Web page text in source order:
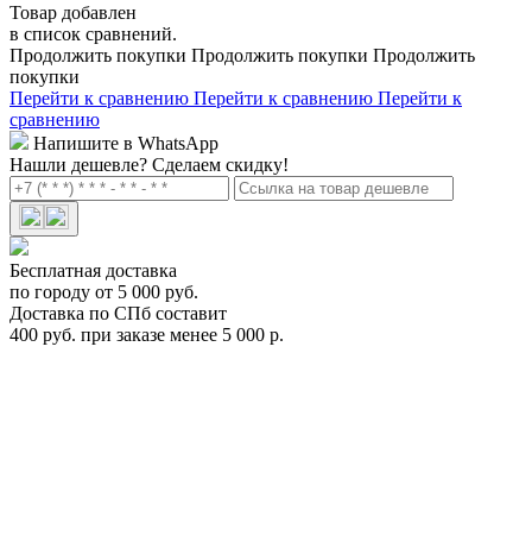
Товар добавлен
в список сравнений.
Продолжить покупки Продолжить покупки Продолжить
покупки
Перейти к сравнению Перейти к сравнению Перейти к
сравнению
Напишите в WhatsApp
Нашли дешевле? Сделаем скидку!
Бесплатная доставка
по городу от 5 000 руб.
Доставка по СПб составит
400 руб. при заказе менее 5 000 р.